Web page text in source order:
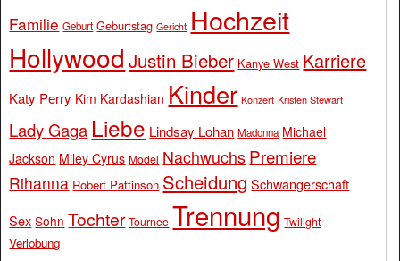
Familie Geburt Geburtstag Gericht Hochzeit
Hollywood Justin Bieber Kanye West Karriere
Katy Perry Kim Kardashian Kinder Konzert Kristen Stewart
Lady Gaga Liebe Lindsay Lohan Madonna Michael
Jackson Miley Cyrus Model Nachwuchs Premiere
Rihanna Robert Pattinson Scheidung Schwangerschaft
Sex Sohn Tochter Tournee Trennung Twilight
Verlobung